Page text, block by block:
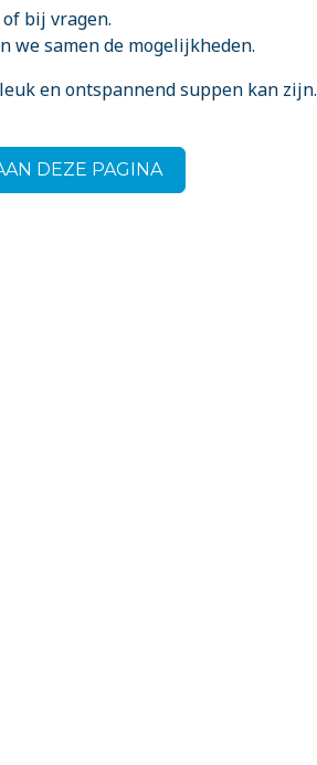
bij vragen.
we samen de mogelijkheden.
en ontspannend suppen kan zijn.
DEZE PAGINA